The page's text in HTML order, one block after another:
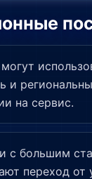
и
на сервис.
с большим
переход от